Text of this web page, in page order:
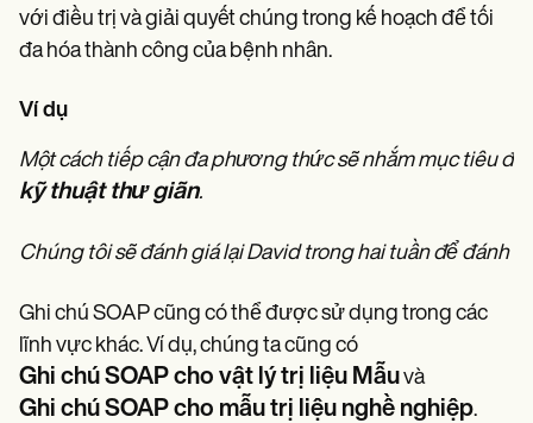
với điều trị và giải quyết chúng trong kế hoạch để tối
đa hóa thành công của bệnh nhân.
Ví dụ
Một cách tiếp cận đa phương thức sẽ nhắm mục tiêu
kỹ thuật thư giãn.
Chúng tôi sẽ đánh giá lại David trong hai tuần để đánh
Ghi chú SOAP cũng có thể được sử dụng trong các
lĩnh vực khác. Ví dụ, chúng ta cũng có
Ghi chú SOAP cho vật lý trị liệu Mẫuvà
Ghi chú SOAP cho mẫu trị liệu nghề nghiệp.